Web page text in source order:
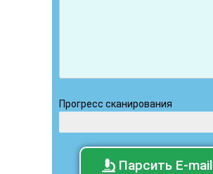
Прогресс сканирования
Парсить E-mail